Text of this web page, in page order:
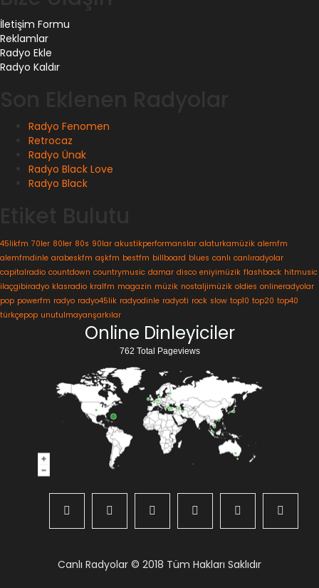
İletişim Formu
Reklamlar
Radyo Ekle
Radyo Kaldır
Radyo Fenomen
Retrocaz
Radyo Ünak
Radyo Black Love
Radyo Black
45likfm 70ler 80ler 80s 90lar akustikperformanslar alaturkamüzik alemfm
alemfmdinle arabeskfm aşkfm bestfm billboard blues canlı canlıradyolar
capitalradio countdown countrymusic damar disco eniyimüzik flashback hitmusic
ilaçgibiradyo klasradio kralfm magazin müzik nostaljimüzik oldies onlineradyolar
pop powerfm radyo radyo45lik radyodinle radyoti rock slow top10 top20 top40
türkçepop unutulmayanşarkılar
Online Dinleyiciler
762 Total Pageviews
Canlı Radyolar © 2018 Tüm Hakları Saklıdır